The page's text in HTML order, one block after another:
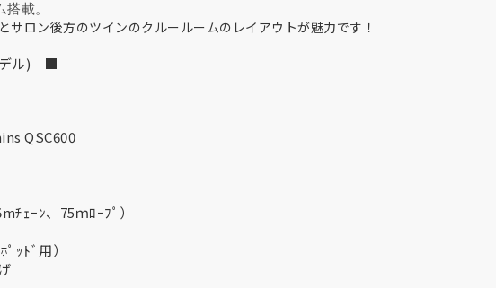
載。
サロン後方のツインのクルールームのレイアウトが魅力です！
年モデル) ■
QSC600
ﾁｪｰﾝ、75ｍﾛｰﾌﾟ）
ｯﾄﾞ用）